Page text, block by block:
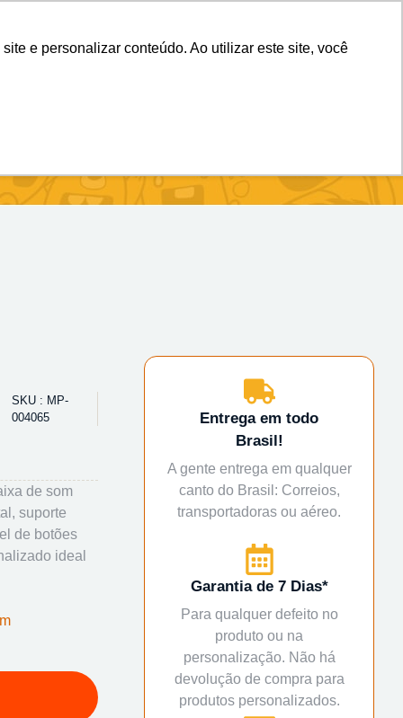
e personalizar conteúdo. Ao utilizar este site, você
SKU : MP-
004065
de som
suporte
de botões
ideal
Entrega em todo
Brasil!
A gente entrega em qualquer
canto do Brasil: Correios,
transportadoras ou aéreo.
Garantia de 7 Dias*
Para qualquer defeito no
produto ou na
personalização. Não há
devolução de compra para
produtos personalizados.